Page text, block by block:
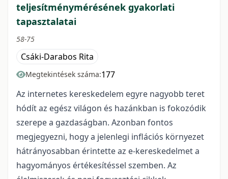
teljesítménymérésének gyakorlati
tapasztalatai
58-75
Csáki-Darabos Rita
Megtekintések száma:177
Az internetes kereskedelem egyre nagyobb teret
hódít az egész világon és hazánkban is fokozódik
szerepe a gazdaságban. Azonban fontos
megjegyezni, hogy a jelenlegi inflációs környezet
hátrányosabban érintette az e-kereskedelmet a
hagyományos értékesítéssel szemben. Az